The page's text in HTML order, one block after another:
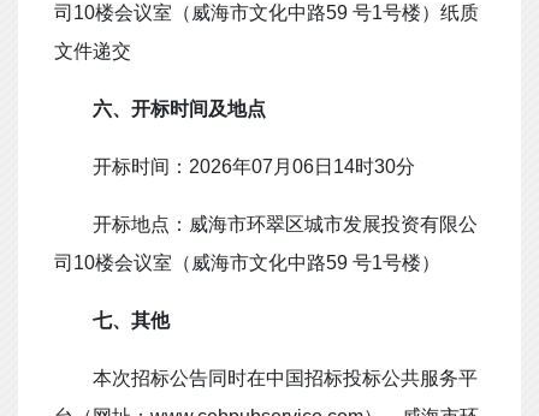
司 10楼会议室（威海市文化中路59 号1号楼）纸质
文件递交
六、开标时间及地点
开标时间： 2026年07 月 06日 14时30分
开标地点：威海市环翠区城市发展投资有限公
司 10楼会议室（威海市文化中路59 号1号楼）
七、其他
本次招标公告同时在中国招标投标公共服务平